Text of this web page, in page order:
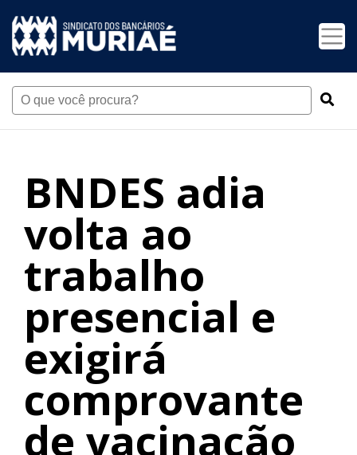
BNDES adia
volta ao
trabalho
presencial e
exigirá
comprovante
de vacinação